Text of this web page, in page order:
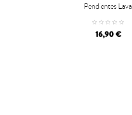
Pendientes Lava
16,90 €